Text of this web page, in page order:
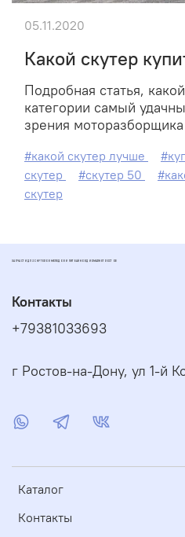
Какой скутер
Подробная статья,
категории самый
зрения моторазборщика
05.11.2020
#какой скутер лучше
скутер
#скутер 50
скутер
ЗАПЧАСТИ ДЛЯ СКУТЕРОВ МОПЕДОВ И ПИТБАЙКОВ ДИОМАРКЕТ РОСТОВ
Каталог
Контакты
Контакты
+79381033693
г Ростов-на-Дону, ул 1-й